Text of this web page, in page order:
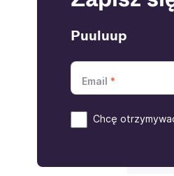
Puuluup
Email
Chcę